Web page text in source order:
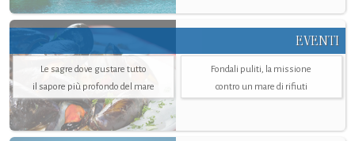
EVENTI
Le sagre dove gustare tutto
il sapore più profondo del mare
Fondali puliti, la missione
contro un mare di rifiuti